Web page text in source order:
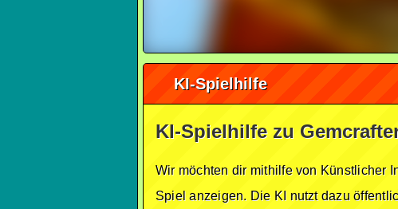
KI-Spielhilfe
KI-Spielhilfe zu
Wir möchten dir mithilfe von Künstlicher
Spiel anzeigen. Die KI nutzt dazu